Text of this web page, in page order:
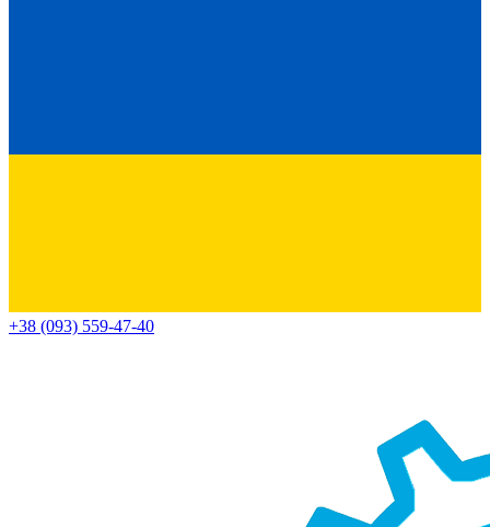
+38 (093) 559-47-40